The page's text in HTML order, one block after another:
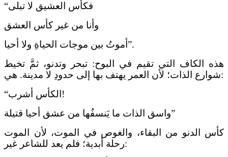
“فكأس العشيق لا تبلى
وأنا من غير كأس العشق
أموتُ بين موجات الحياةِ ولا أحيا”.
هذه الكاف التي تقيم في البوح: تبحر وتدنو، ثمَّ تخيط
شوارع الذات؛ لأن العمر يهتف بها إلى حدودِ لا مدينة. هي:
“الكأس أشرب!
واسق الذات ما يَنسفُها من عشق أحيا قتيلة”
كأس الدنو من البقاء، والغوص في الموت، لأن الموت
رحلة أبدية؛ فلم يعد للشاعر غير: